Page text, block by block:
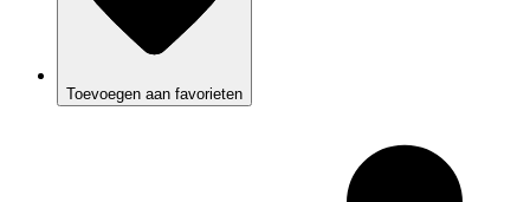
Toevoegen aan favorieten